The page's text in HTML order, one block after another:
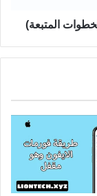
المتبعة)